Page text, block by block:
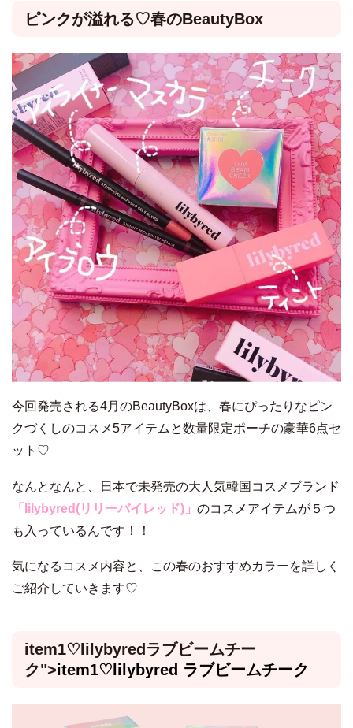
ピンクが溢れる♡春のBeautyBox
今回発売される4月のBeautyBoxは、春にぴったりなピン
クづくしのコスメ5アイテムと数量限定ポーチの豪華6点セ
ット♡
なんとなんと、日本で未発売の大人気韓国コスメブランド
「lilybyred(リリーバイレッド)」 のコスメアイテムが５つ
も入っているんです！！
気になるコスメ内容と、この春のおすすめカラーを詳しく
ご紹介していきます♡
item1♡ lilybyredラブビームチー
ク">item1♡ lilybyred ラブビームチーク